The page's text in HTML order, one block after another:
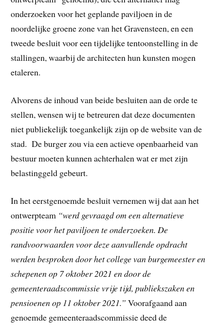
onderzoeken voor het geplande paviljoen in de
noordelijke groene zone van het Gravensteen, en een
tweede besluit voor een tijdelijke tentoonstelling in de
stallingen, waarbij de architecten hun kunsten mogen
etaleren.
Alvorens de inhoud van beide besluiten aan de orde te
stellen, wensen wij te betreuren dat deze documenten
niet publiekelijk toegankelijk zijn op de website van de
stad. De burger zou via een actieve openbaarheid van
bestuur moeten kunnen achterhalen wat er met zijn
belastinggeld gebeurt.
In het eerstgenoemde besluit vernemen wij dat aan het
ontwerpteam “werd gevraagd om een alternatieve
positie voor het paviljoen te onderzoeken. De
randvoorwaarden voor deze aanvullende opdracht
werden besproken door het college van burgemeester en
schepenen op 7 oktober 2021 en door de
gemeenteraadscommissie vrije tijd, publiekszaken en
pensioenen op 11 oktober 2021.” Voorafgaand aan
genoemde gemeenteraadscommissie deed de